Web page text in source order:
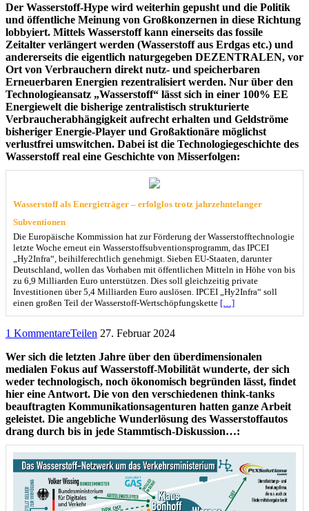
Der Wasserstoff-Hype wird weiterhin gepusht und die Politik
und öffentliche Meinung von Großkonzernen in diese Richtung
lobbyiert. Mittels Wasserstoff kann einerseits das fossile
Zeitalter verlängert werden (Wasserstoff aus Erdgas etc.) und
andererseits die eigentlich naturgegeben DEZENTRALEN, vor
Ort von Verbrauchern direkt nutz- und speicherbaren
Erneuerbaren Energien rezentralisiert werden. Nur über den
Technologieansatz „Wasserstoff“ lässt sich in einer 100% EE
Energiewelt die bisherige zentralistisch strukturierte
Verbraucherabhängigkeit aufrecht erhalten und Geldströme
bisheriger Energie-Player und Großaktionäre möglichst
verlustfrei umswitchen. Dabei ist die Technologiegeschichte des
Wasserstoff real eine Geschichte von Misserfolgen:
Wasserstoff als Energieträger – erfolglos trotz jahrzehntelanger
Subventionen
Die Europäische Kommission hat zur Förderung der Wasserstofftechnologie
letzte Woche erneut ein Wasserstoffsubventionsprogramm, das IPCEI
„Hy2Infra“, beihilferechtlich genehmigt. Sieben EU-Staaten, darunter
Deutschland, wollen das Vorhaben mit öffentlichen Mitteln in Höhe von bis
zu 6,9 Milliarden Euro unterstützen. Dies soll gleichzeitig private
Investitionen über 5,4 Milliarden Euro auslösen. IPCEI „Hy2Infra“ soll
einen großen Teil der Wasserstoff-Wertschöpfungskette […]
1 KommentareTeilen 27. Februar 2024
Wer sich die letzten Jahre über den überdimensionalen
medialen Fokus auf Wasserstoff-Mobilität wunderte, der sich
weder technologisch, noch ökonomisch begründen lässt, findet
hier eine Antwort. Die von den verschiedenen think-tanks
beauftragten Kommunikationsagenturen hatten ganze Arbeit
geleistet. Die angebliche Wunderlösung des Wasserstoffautos
drang durch bis in jede Stammtisch-Diskussion…: